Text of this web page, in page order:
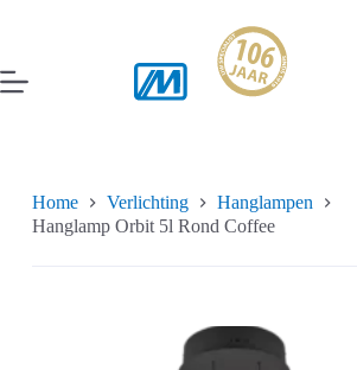
inhoud
Home Verlichting
Hanglampen
Hanglamp Orbit 5l Rond Coffee